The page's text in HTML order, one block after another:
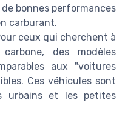
bonnes performances
carburant.
ceux qui cherchent à
des modèles
aux "voitures
Ces véhicules sont
urbains et les petites